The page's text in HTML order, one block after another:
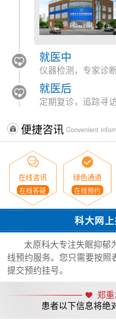
就医中
仪器检测，专家诊
就医后
定期复诊，追踪寻
便捷咨讯 Convenient
在线咨讯
在线答疑
绿色通道
在线预约
科大网
太原科大专注失眠抑郁
线预约服务。您只需要按照
提交预约挂号。
郑
患者以下信息将绝